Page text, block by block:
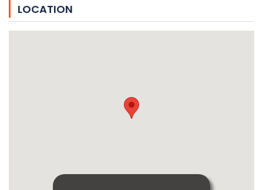
LOCATION